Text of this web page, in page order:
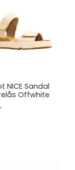
NICE Sandal
Offwhite